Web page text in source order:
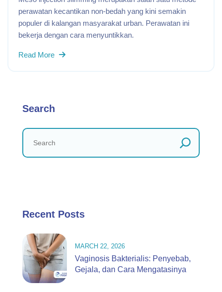
perawatan kecantikan non-bedah yang kini semakin
populer di kalangan masyarakat urban. Perawatan ini
bekerja dengan cara menyuntikkan.
Read More
Search
Recent Posts
MARCH 22, 2026
Vaginosis Bakterialis: Penyebab,
Gejala, dan Cara Mengatasinya